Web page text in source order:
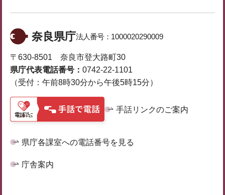
奈良県庁法人番号： 1000020290009
〒630-8501 奈良市登大路町30
県庁代表電話番号： 0742-22-1101
（受付：午前8時30分から午後5時15分）
手話リンクのご案内
県庁各課室への電話番号を見る
庁舎案内